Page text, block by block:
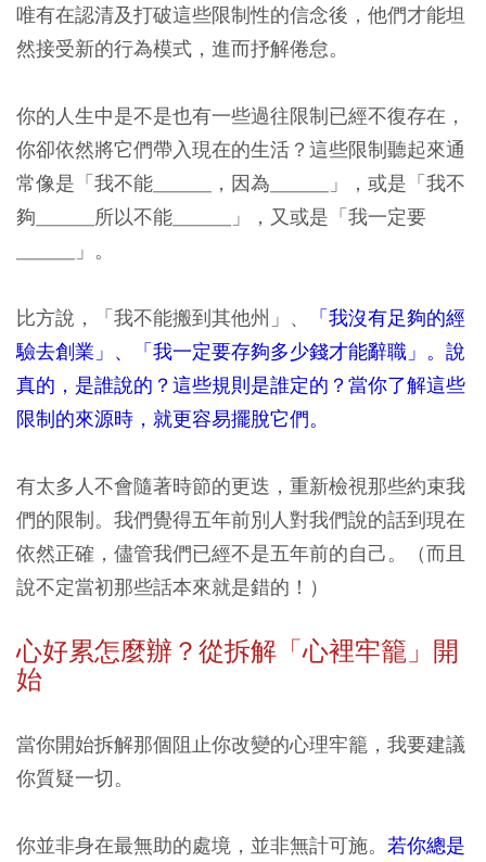
唯有在認清及打破這些限制性的信念後，他們才能坦
然接受新的行為模式，進而抒解倦怠。
你的人生中是不是也有一些過往限制已經不復存在，
你卻依然將它們帶入現在的生活？這些限制聽起來通
常像是「我不能______，因為______」，或是「我不
夠______所以不能______」，又或是「我一定要
______」。
比方說，「我不能搬到其他州」、
「我沒有足夠的經
驗去創業」、「我一定要存夠多少錢才能辭職」。說
真的，是誰說的？這些規則是誰定的？當你了解這些
限制的來源時，就更容易擺脫它們。
有太多人不會隨著時節的更迭，重新檢視那些約束我
們的限制。我們覺得五年前別人對我們說的話到現在
依然正確，儘管我們已經不是五年前的自己。（而且
說不定當初那些話本來就是錯的！）
心好累怎麼辦？從拆解「心裡牢籠」開
始
當你開始拆解那個阻止你改變的心理牢籠，我要建議
你質疑一切。
你並非身在最無助的處境，並非無計可施。 若你總是